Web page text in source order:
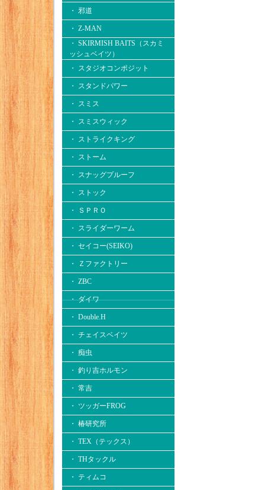
・ 邪道
・ Z-MAN
・ SKIRMISH BAITS（スカミ
ッシュベイツ）
・ スタジオコンポジット
・ スタンドパワー
・ スミス
・ スミスウィック
・ ストライクキング
・ ストーム
・ スナッグプルーフ
・ ストック
・ ＳＰＲＯ
・ スライダーワーム
・ セイコー(SEIKO)
・ Ｚファクトリー
・ ZBC
・ ダイワ
・ Double.H
・ チェイスベイツ
・ 痴虫
・ 釣り吉ホルモン
・ 常吉
・ ツッガーFROG
・ 椿研究所
・ TEX（テックス）
・ THタックル
・ ティムコ